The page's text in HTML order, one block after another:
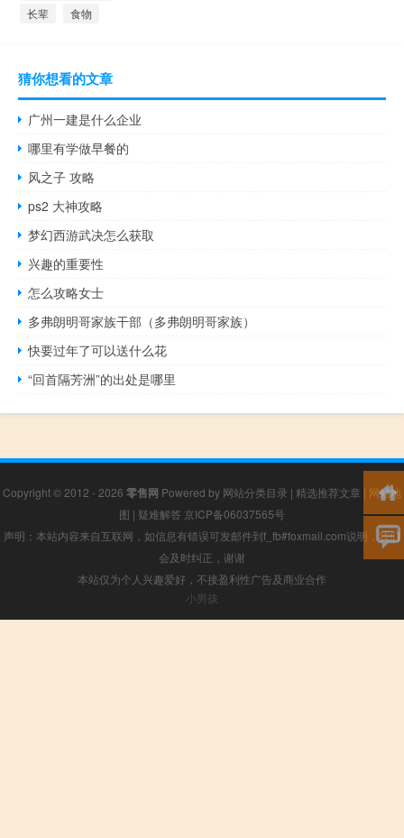
长辈 食物
猜你想看的文章
广州一建是什么企业
哪里有学做早餐的
风之子 攻略
ps2 大神攻略
梦幻西游武决怎么获取
兴趣的重要性
怎么攻略女士
多弗朗明哥家族干部（多弗朗明哥家族）
快要过年了可以送什么花
“回首隔芳洲”的出处是哪里
Copyright © 2012 - 2026 零售网 Powered by 网站分类目录 | 精选推荐文章 | 网站地
图 | 疑难解答 京ICP备06037565号
声明：本站内容来自互联网，如信息有错误可发邮件到f_fb#foxmail.com说明，我们
会及时纠正，谢谢
本站仅为个人兴趣爱好，不接盈利性广告及商业合作
小男孩